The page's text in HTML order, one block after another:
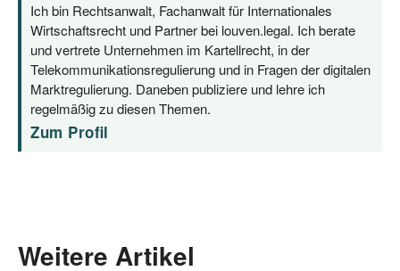
Ich bin Rechtsanwalt, Fachanwalt für Internationales
Wirtschaftsrecht und Partner bei louven.legal. Ich berate
und vertrete Unternehmen im Kartellrecht, in der
Telekommunikationsregulierung und in Fragen der digitalen
Marktregulierung. Daneben publiziere und lehre ich
regelmäßig zu diesen Themen.
Zum Profil
Weitere Artikel